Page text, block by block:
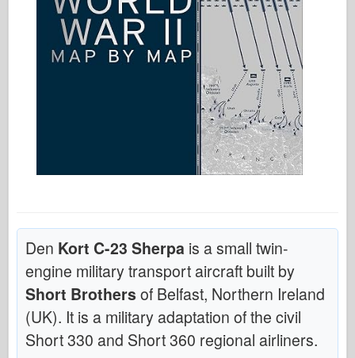
Den Kort C-23 Sherpa is a small twin-
engine military transport aircraft built by
Short Brothers of Belfast, Northern Ireland
(UK). It is a military adaptation of the civil
Short 330 and Short 360 regional airliners.